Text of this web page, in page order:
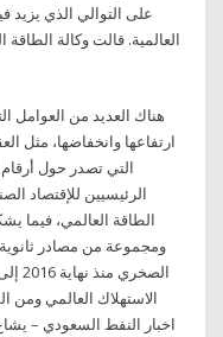
على التوالي الذي
العالمية. قالت وكالة الطاقة
هناك العديد من العوامل
ارتفاعها وانخفاضها، مثل
التي تصدر حول أرقام
الطاقة العالمي، فيما
الاستهلاك العالمي ومن
اخبار النفط السعودي –